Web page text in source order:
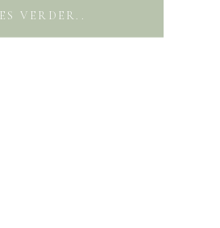
ons hostel, San Blas, rijden we
extreem smalle straatjes die
VERDER..